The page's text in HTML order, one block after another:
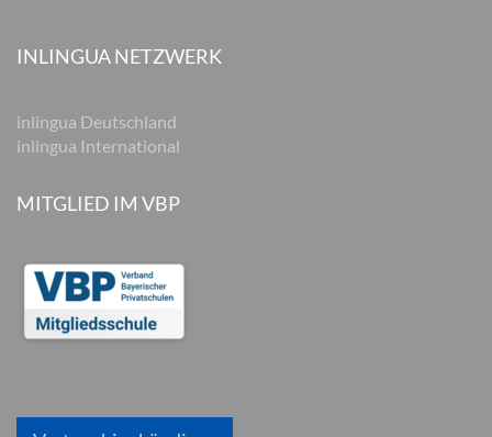
INLINGUA NETZWERK
inlingua Deutschland
inlingua International
MITGLIED IM VBP